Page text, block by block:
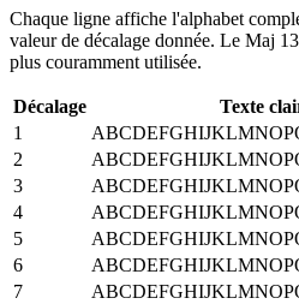
Chaque ligne affiche l'alphabet
valeur de décalage donnée. Le Maj
plus couramment utilisée.
Décalage Texte
1
2
3
4
5
6
7